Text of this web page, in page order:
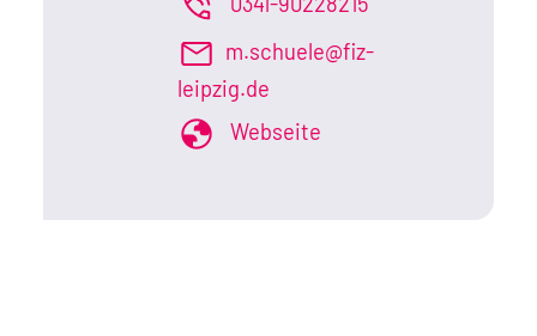
m.schuele@fiz-
leipzig.de
Webseite